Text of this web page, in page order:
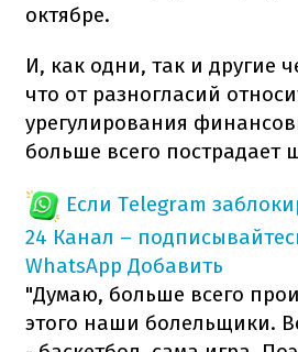
октябре.
И, как одни, так и другие
что от разногласий
урегулирования
больше всего пострадает
Если Telegram
24 Канал –
WhatsApp Добавить
"Думаю, больше всего
этого наши болельщики.